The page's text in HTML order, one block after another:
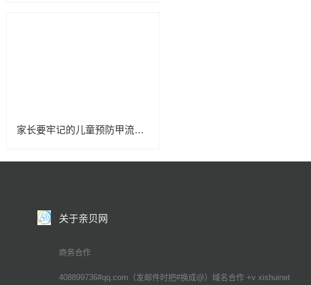
家长要牢记的儿童预防甲流的6个小要点
关于亲贝网
商务合作
408899736#qq.com（发邮件时把#换成@）域名合作 +v xishuinet